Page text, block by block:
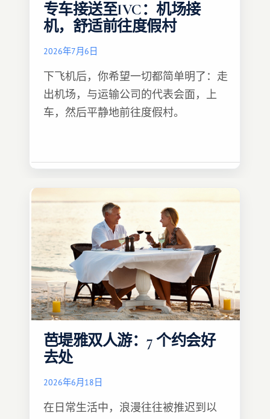
专车接送至IVC：机场接
机，舒适前往度假村
2026年7月6日
下飞机后，你希望一切都简单明了：走
出机场，与运输公司的代表会面，上
车，然后平静地前往度假村。
芭堤雅双人游：7 个约会好
去处
2026年6月18日
在日常生活中，浪漫往往被推迟到以